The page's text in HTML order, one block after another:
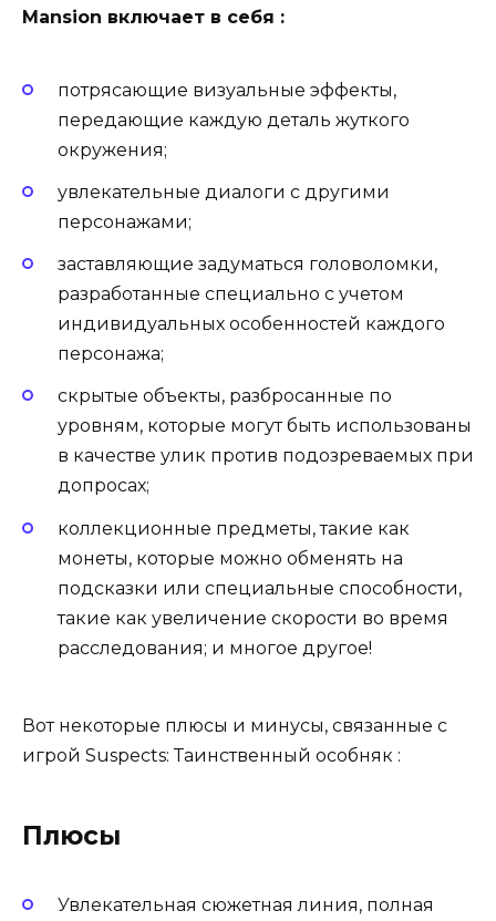
Mansion включает в себя :
потрясающие визуальные эффекты,
передающие каждую деталь жуткого
окружения;
увлекательные диалоги с другими
персонажами;
заставляющие задуматься головоломки,
разработанные специально с учетом
индивидуальных особенностей каждого
персонажа;
скрытые объекты, разбросанные по
уровням, которые могут быть использованы
в качестве улик против подозреваемых при
допросах;
коллекционные предметы, такие как
монеты, которые можно обменять на
подсказки или специальные способности,
такие как увеличение скорости во время
расследования; и многое другое!
Вот некоторые плюсы и минусы, связанные с
игрой Suspects: Таинственный особняк :
Плюсы
Увлекательная сюжетная линия, полная